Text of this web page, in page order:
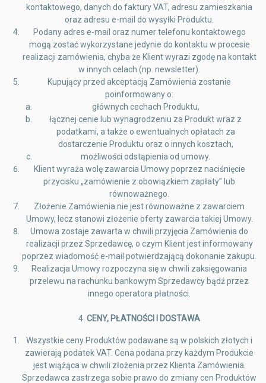
kontaktowego, danych do faktury VAT, adresu zamieszkania
oraz adresu e-mail do wysyłki Produktu.
Podany adres e-mail oraz numer telefonu kontaktowego
mogą zostać wykorzystane jedynie do kontaktu w procesie
realizacji zamówienia, chyba że Klient wyrazi zgodę na kontakt
w innych celach (np. newsletter).
Kupujący przed akceptacją Zamówienia zostanie
poinformowany o:
głównych cechach Produktu,
łącznej cenie lub wynagrodzeniu za Produkt wraz z
podatkami, a także o ewentualnych opłatach za
dostarczenie Produktu oraz o innych kosztach,
możliwości odstąpienia od umowy.
Klient wyraża wolę zawarcia Umowy poprzez naciśnięcie
przycisku „zamówienie z obowiązkiem zapłaty” lub
równoważnego.
Złożenie Zamówienia nie jest równoważne z zawarciem
Umowy, lecz stanowi złożenie oferty zawarcia takiej Umowy.
Umowa zostaje zawarta w chwili przyjęcia Zamówienia do
realizacji przez Sprzedawcę, o czym Klient jest informowany
poprzez wiadomość e-mail potwierdzającą dokonanie zakupu.
Realizacja Umowy rozpoczyna się w chwili zaksięgowania
przelewu na rachunku bankowym Sprzedawcy bądź przez
innego operatora płatności.
4. CENY, PŁATNOŚCI I DOSTAWA
Wszystkie ceny Produktów podawane są w polskich złotych i
zawierają podatek VAT. Cena podana przy każdym Produkcie
jest wiążąca w chwili złożenia przez Klienta Zamówienia.
Sprzedawca zastrzega sobie prawo do zmiany cen Produktów